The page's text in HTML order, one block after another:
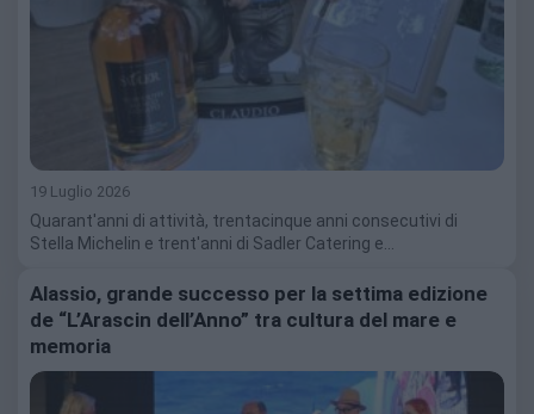
19 Luglio 2026
Quarant'anni di attività, trentacinque anni consecutivi di
Stella Michelin e trent'anni di Sadler Catering e…
Alassio, grande successo per la settima edizione
de “L’Arascin dell’Anno” tra cultura del mare e
memoria